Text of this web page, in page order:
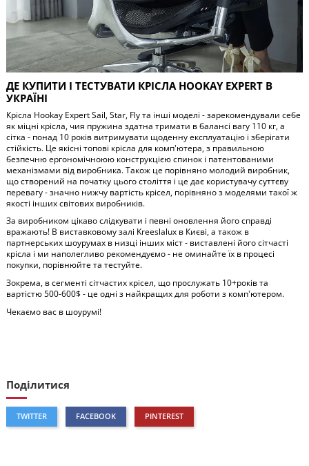
ДЕ КУПИТИ І ТЕСТУВАТИ КРІСЛА HOOKAY EXPERT В
УКРАЇНІ
Крісла Hookay Expert Sail, Star, Fly та інші моделі - зарекомендували себе
як міцні крісла, чия пружина здатна тримати в балансі вагу 110 кг, а
сітка - понад 10 років витримувати щоденну експлуатацію і зберігати
стійкість. Це якісні топові крісла для комп'ютера, з правильною
безпечню ергономічноюю конструкцією спинок і патентованими
механізмами від виробника. Також це порівняно молодий виробник,
що створений на початку цього століття і це дає користувачу суттєву
перевагу - значно нижчу вартість крісел, порівняно з моделями такої ж
якості інших світових виробників.
За виробником цікаво слідкувати і певні оновлення його справді
вражають! В виставковому залі Kreeslalux в Києві, а також в
партнерських шоурумах в низці інших міст - виставлені його сітчасті
крісла і ми наполегливо рекомендуємо - не оминайте їх в процесі
покупки, порівнюйте та тестуйте.
Зокрема, в сегменті сітчастих крісел, що прослужать 10+років та
вартістю 500-600$ - це одні з найкращих для роботи з комп'ютером.
Чекаємо вас в шоурумі!
Поділитися
TWITTER FACEBOOK PINTEREST